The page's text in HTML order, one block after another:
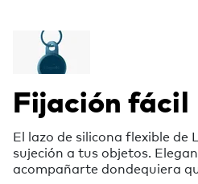
Fijación fácil
El lazo de silicona flexible de
sujeción a tus objetos.
acompañarte dondequiera